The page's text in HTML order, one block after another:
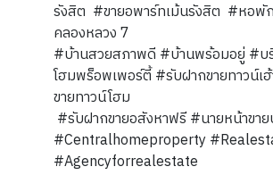
รังสิต #ขายอพาร์ทเม้นรังสิต #หอพั
คลองหลวง 7
#บ้านสวยสภาพดี #บ้านพร้อมอยู่ #บ
โฮมพร็อพเพอร์ตี้ #รับฝากขายทาวน์เ
ขายทาวน์โฮม
#รับฝากขายอสังหาฟรี #นายหน้าขา
#Centralhomeproperty
#Agencyforrealestate